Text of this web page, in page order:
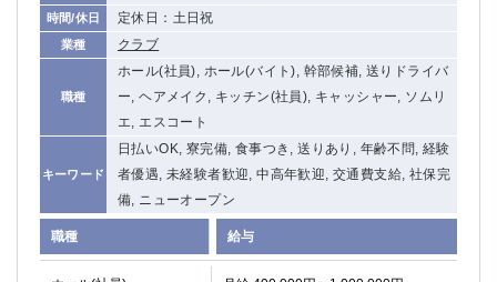
時間/休日 定休日：土日祝
業種 クラブ
職種
ホール(社員), ホール(バイト), 幹部候補, 送りドライバ
ー, ヘアメイク, キッチン(社員), キャッシャー, ソムリ
エ, エスコート
キーワード
日払いOK, 寮完備, 食事つき, 送りあり, 年齢不問, 経験
者優遇, 未経験者歓迎, 中高年歓迎, 交通費支給, 社保完
備, ニューオープン
職種 給与